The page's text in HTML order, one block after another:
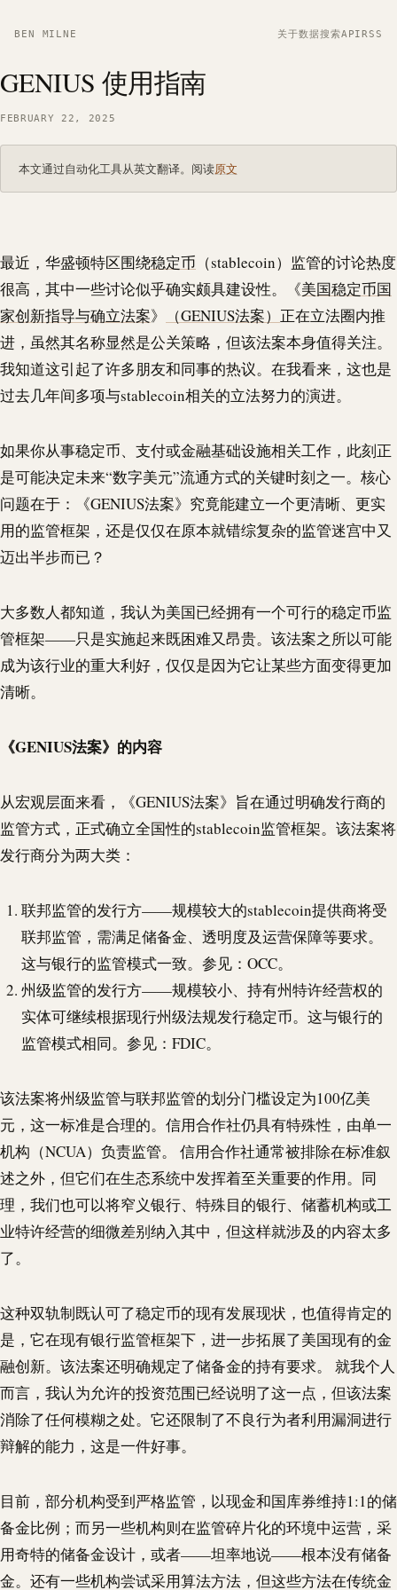
BEN MILNE 关于数据搜索APIRSS
GENIUS 使用指南
FEBRUARY 22, 2025
本文通过自动化工具从英文翻译。阅读原文
最近，华盛顿特区围绕稳定币 （stablecoin）监管的讨论热度
很高，其中一些讨论似乎确实颇具建设性。《美国稳定币国
家创新指导与确立法案》 （GENIUS法案） 正在立法圈内推
进，虽然其名称显然是公关策略，但该法案本身值得关注。
我知道这引起了许多朋友和同事的热议。在我看来，这也是
过去几年间多项与stablecoin相关的立法努力的演进。
如果你从事稳定币、支付或金融基础设施相关工作，此刻正
是可能决定未来“数字美元”流通方式的关键时刻之一。核心
问题在于：《GENIUS法案》究竟能建立一个更清晰、更实
用的监管框架，还是仅仅在原本就错综复杂的监管迷宫中又
迈出半步而已？
大多数人都知道，我认为美国已经拥有一个可行的稳定币监
管框架——只是实施起来既困难又昂贵。该法案之所以可能
成为该行业的重大利好，仅仅是因为它让某些方面变得更加
清晰。
《GENIUS法案》的内容
从宏观层面来看，《GENIUS法案》旨在通过明确发行商的
监管方式，正式确立全国性的stablecoin监管框架。该法案将
发行商分为两大类：
联邦监管的发行方——规模较大的stablecoin提供商将受
联邦监管，需满足储备金、透明度及运营保障等要求。
这与银行的监管模式一致。参见：OCC。
州级监管的发行方——规模较小、持有州特许经营权的
实体可继续根据现行州级法规发行稳定币。这与银行的
监管模式相同。参见：FDIC。
该法案将州级监管与联邦监管的划分门槛设定为100亿美
元，这一标准是合理的。信用合作社仍具有特殊性，由单一
机构（NCUA）负责监管。 信用合作社通常被排除在标准叙
述之外，但它们在生态系统中发挥着至关重要的作用。同
理，我们也可以将窄义银行、特殊目的银行、储蓄机构或工
业特许经营的细微差别纳入其中，但这样就涉及的内容太多
了。
这种双轨制既认可了稳定币的现有发展现状，也值得肯定的
是，它在现有银行监管框架下，进一步拓展了美国现有的金
融创新。该法案还明确规定了储备金的持有要求。 就我个人
而言，我认为允许的投资范围已经说明了这一点，但该法案
消除了任何模糊之处。它还限制了不良行为者利用漏洞进行
辩解的能力，这是一件好事。
目前，部分机构受到严格监管，以现金和国库券维持1:1的储
备金比例；而另一些机构则在监管碎片化的环境中运营，采
用奇特的储备金设计，或者——坦率地说——根本没有储备
金。还有一些机构尝试采用算法方法，但这些方法在传统金